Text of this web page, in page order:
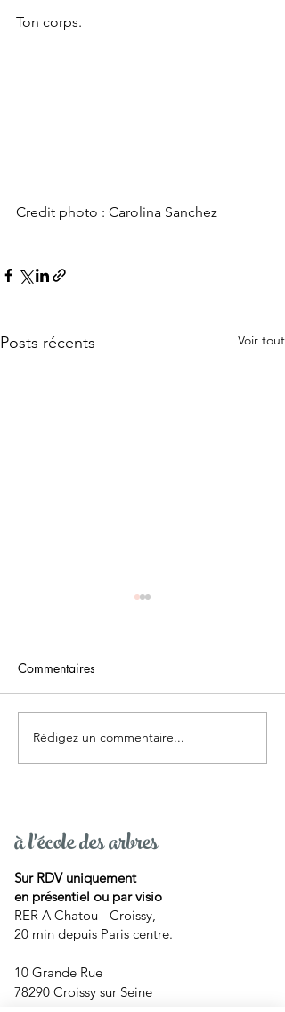
Ton corps.
Credit photo : Carolina Sanchez
Posts récents Voir tout
Podcast "Vulvées"
interview David Blin
Commentaires
Rédigez un commentaire...
à l'école des arbres
Sur RDV uniquement
en présentiel ou par visio
RER A Chatou - Croissy,
20 min depuis Paris centre.
10 Grande Rue
78290 Croissy sur Seine